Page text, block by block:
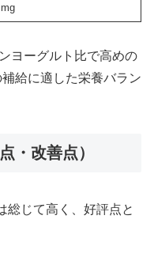
ヨーグルト比で高めの
給に適した栄養バラン
・改善点）
総じて高く、好評点と